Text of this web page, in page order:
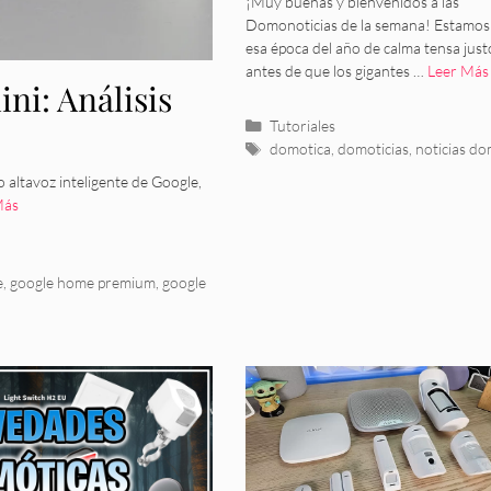
Análisis
altavoz inteligente de Google,
, google home premium, google
Renueva un
Domonoticias de la semana!
esa época del año de calma tensa
antes de que los gigantes … Leer Más
Categorías
Tutoriales
Etiquetas
domotica domoticias, noticias